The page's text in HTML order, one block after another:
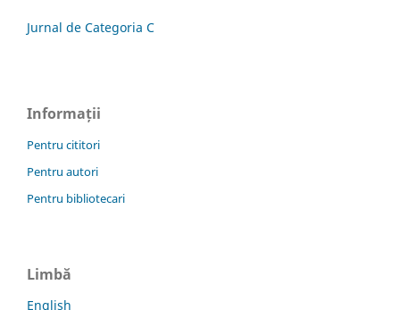
Jurnal de Categoria C
Informații
Pentru cititori
Pentru autori
Pentru bibliotecari
Limbă
English